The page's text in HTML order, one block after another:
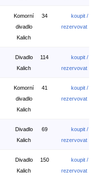
Komorní
divadlo
Kalich
34
koupit /
rezervovat
Divadlo
Kalich
114
koupit /
rezervovat
Komorní
divadlo
Kalich
41
koupit /
rezervovat
Divadlo
Kalich
69
koupit /
rezervovat
Divadlo
Kalich
150
koupit /
rezervovat